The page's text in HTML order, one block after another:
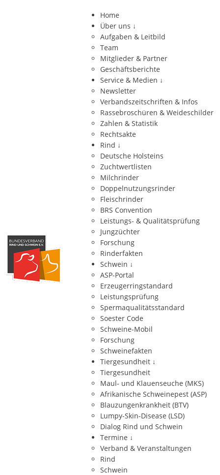
Home
Über uns ↓
Aufgaben & Leitbild
Team
Mitglieder & Partner
Geschäftsberichte
Service & Medien ↓
Newsletter
Verbandszeitschriften & Infos
Rassebroschüren & Weideschilder
Zahlen & Statistik
Rechtsakte
Rind ↓
Deutsche Holsteins
Zuchtwertlisten
Milchrinder
Doppelnutzungsrinder
Fleischrinder
BRS Convention
Leistungs- & Qualitätsprüfung
Jungzüchter
Forschung
Rinderfakten
Schwein ↓
ASP-Portal
Erzeugerringstandard
Leistungsprüfung
Spermaqualitätsstandard
Soester Code
Schweine-Mobil
Forschung
Schweinefakten
Tiergesundheit ↓
Tiergesundheit
Maul- und Klauenseuche (MKS)
Afrikanische Schweinepest (ASP)
Blauzungenkrankheit (BTV)
Lumpy-Skin-Disease (LSD)
Dialog Rind und Schwein
Termine ↓
Verband & Veranstaltungen
Rind
Schwein